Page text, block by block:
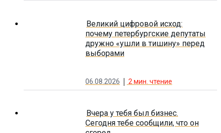
Великий цифровой исход:
почему петербургские депутаты
дружно «ушли в тишину» перед
выборами
06.08.2026 2 мин. чтение
Вчера у тебя был бизнес.
Сегодня тебе сообщили, что он